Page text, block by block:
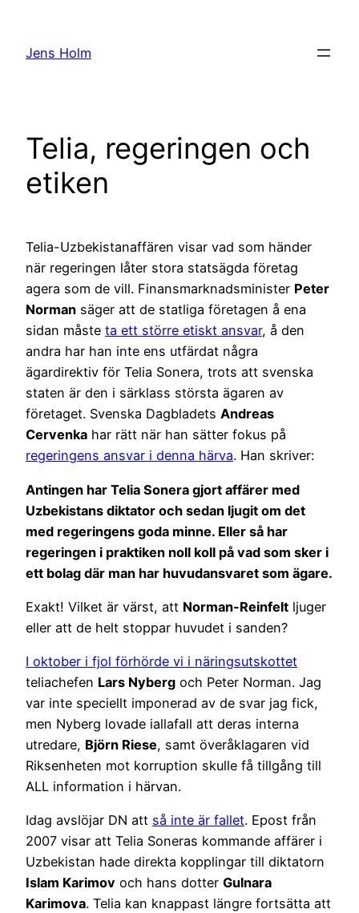
innehåll
Jens Holm
Telia, regeringen och
etiken
Telia-Uzbekistanaffären visar vad som händer
när regeringen låter stora statsägda företag
agera som de vill. Finansmarknadsminister Peter
Norman säger att de statliga företagen å ena
sidan måste ta ett större etiskt ansvar, å den
andra har han inte ens utfärdat några
ägardirektiv för Telia Sonera, trots att svenska
staten är den i särklass största ägaren av
företaget. Svenska Dagbladets Andreas
Cervenka har rätt när han sätter fokus på
regeringens ansvar i denna härva. Han skriver:
Antingen har Telia Sonera gjort affärer med
Uzbekistans diktator och sedan ljugit om det
med regeringens goda minne. Eller så har
regeringen i praktiken noll koll på vad som sker i
ett bolag där man har huvudansvaret som ägare.
Exakt! Vilket är värst, att Norman-Reinfelt ljuger
eller att de helt stoppar huvudet i sanden?
I oktober i fjol förhörde vi i näringsutskottet
teliachefen Lars Nyberg och Peter Norman. Jag
var inte speciellt imponerad av de svar jag fick,
men Nyberg lovade iallafall att deras interna
utredare, Björn Riese, samt överåklagaren vid
Riksenheten mot korruption skulle få tillgång till
ALL information i härvan.
Idag avslöjar DN att så inte är fallet. Epost från
2007 visar att Telia Soneras kommande affärer i
Uzbekistan hade direkta kopplingar till diktatorn
Islam Karimov och hans dotter Gulnara
Karimova. Telia kan knappast längre fortsätta att